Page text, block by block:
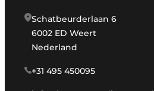
Schatbeurderlaan 6
6002 ED Weert
Nederland
+31 495 450095